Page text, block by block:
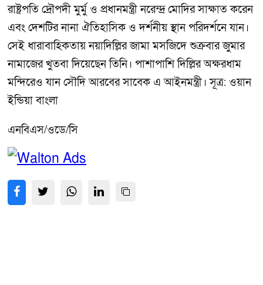
রাষ্ট্রপতি দ্রৌপদী মুর্মু ও প্রধানমন্ত্রী নরেন্দ্র মোদির সাক্ষাত করেন
এবং দেশটির নানা ঐতিহাসিক ও দর্শনীয় স্থান পরিদর্শনে যান।
সেই ধারাবাহিকতায় নয়াদিল্লির জামা মসজিদে শুক্রবার জুমার
নামাজের খুতবা দিয়েছেন তিনি। পাশাপাশি দিল্লির অক্ষরধাম
মন্দিরেও যান সৌদি আরবের সাবেক এ আইনমন্ত্রী। সূত্র: ওয়ান
ইন্ডিয়া বাংলা
এনবিএস/ওডে/সি